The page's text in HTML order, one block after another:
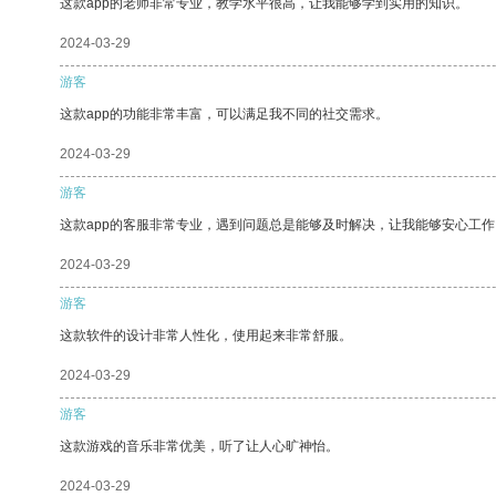
这款app的老师非常专业，教学水平很高，让我能够学到实用的知识。
2024-03-29
游客
这款app的功能非常丰富，可以满足我不同的社交需求。
2024-03-29
游客
这款app的客服非常专业，遇到问题总是能够及时解决，让我能够安心工
2024-03-29
游客
这款软件的设计非常人性化，使用起来非常舒服。
2024-03-29
游客
这款游戏的音乐非常优美，听了让人心旷神怡。
2024-03-29